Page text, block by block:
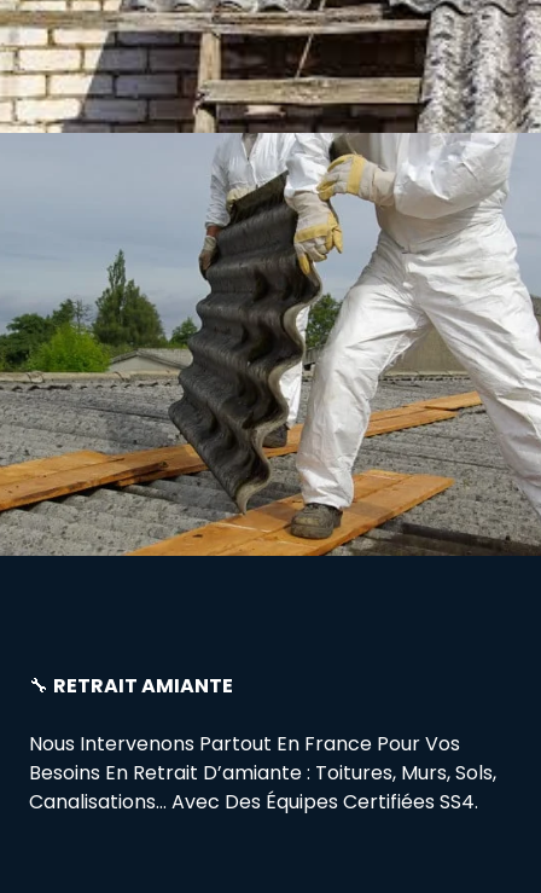
🔧 RETRAIT AMIANTE
Nous Intervenons Partout En France Pour Vos
Besoins En Retrait D’amiante : Toitures, Murs, Sols,
Canalisations… Avec Des Équipes Certifiées SS4.